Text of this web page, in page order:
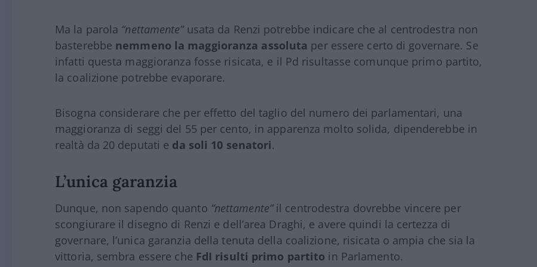
Ma la parola “nettamente”usata da Renzi potrebbe indicare che al centrodestra non
basterebbe nemmeno la maggioranza assoluta per essere certo di governare. Se
infatti questa maggioranza fosse risicata, e il Pd risultasse comunque primo partito,
la coalizione potrebbe evaporare.
Bisogna considerare che per effetto del taglio del numero dei parlamentari, una
maggioranza di seggi del 55 per cento, in apparenza molto solida, dipenderebbe in
realtà da 20 deputati e da soli 10 senatori.
L’unica garanzia
Dunque, non sapendo quanto “nettamente”il centrodestra dovrebbe vincere per
scongiurare il disegno di Renzi e dell’area Draghi, e avere quindi la certezza di
governare, l’unica garanzia della tenuta della coalizione, risicata o ampia che sia la
vittoria, sembra essere che FdI risulti primo partito in Parlamento.